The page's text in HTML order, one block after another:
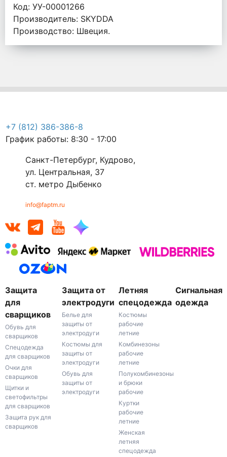
Код: УУ-00001266
Производитель: SKYDDA
Производство: Швеция.
+7 (812) 386-386-8
График работы: 8:30 - 17:00
Санкт-Петербург, Кудрово,
ул. Центральная, 37
ст. метро Дыбенко
info@faptm.ru
Защита
для
сварщиков
Обувь для
сварщиков
Спецодежда
для сварщиков
Очки для
сварщиков
Щитки и
светофильтры
для сварщиков
Защита рук для
сварщиков
Защита от
электродуги
Белье для
защиты от
электродуги
Костюмы для
защиты от
электродуги
Обувь для
защиты от
электродуги
Летняя
спецодежда
Костюмы
рабочие
летние
Комбинезоны
рабочие
летние
Полукомбинезоны
и брюки
рабочие
Куртки
рабочие
летние
Женская
летняя
спецодежда
Сигнальная
одежда